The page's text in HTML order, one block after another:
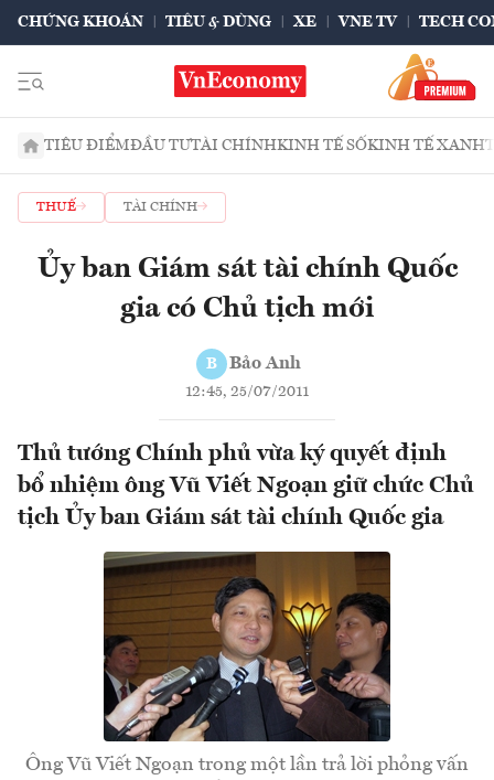
CHỨNG KHOÁN TIÊU & DÙNG XE VNE TV TECH
TIÊU ĐIỂMĐẦU TƯTÀI CHÍNHKINH TẾ SỐKINH TẾ XANH
THUẾ TÀI CHÍNH
Ủy ban Giám sát tài chính Quốc
gia có Chủ tịch mới
B Bảo Anh
12:45, 25/07/2011
Thủ tướng Chính phủ vừa ký quyết định
bổ nhiệm ông Vũ Viết Ngoạn giữ chức Chủ
tịch Ủy ban Giám sát tài chính Quốc gia
Ông Vũ Viết Ngoạn trong một lần trả lời phỏng vấn